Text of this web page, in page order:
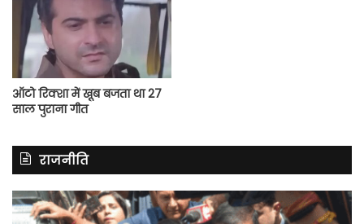
ऑटो रिक्शा में खूब बजता था 27
साल पुराना गीत
राजनीति